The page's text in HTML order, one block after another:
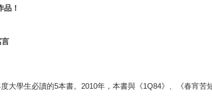
！
言
大學生必讀的5本書。2010年，本書與《1Q84》、《春宵